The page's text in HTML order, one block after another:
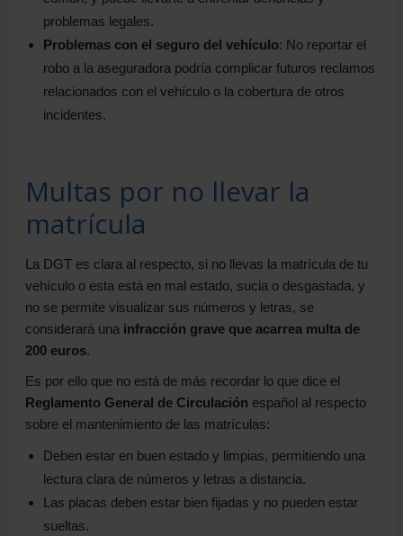
problemas legales.
Problemas con el seguro del vehículo: No reportar el
robo a la aseguradora podría complicar futuros reclamos
relacionados con el vehículo o la cobertura de otros
incidentes.
Multas por no llevar la
matrícula
La DGT es clara al respecto, si no llevas la matrícula de tu
vehículo o esta está en mal estado, sucia o desgastada, y
no se permite visualizar sus números y letras, se
considerará una infracción grave que acarrea multa de
200 euros.
Es por ello que no está de más recordar lo que dice el
Reglamento General de Circulación español al respecto
sobre el mantenimiento de las matrículas:
Deben estar en buen estado y limpias, permitiendo una
lectura clara de números y letras a distancia.
Las placas deben estar bien fijadas y no pueden estar
sueltas.